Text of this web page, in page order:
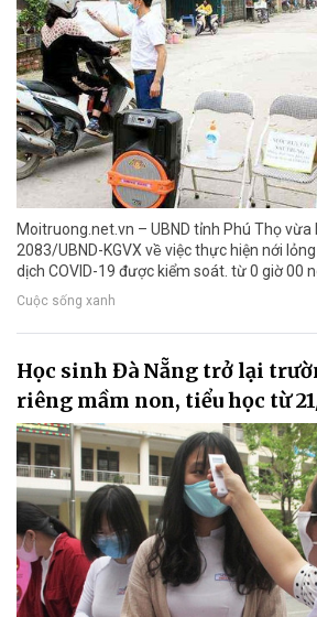
Moitruong.net.vn – UBND tỉnh Phú Thọ vừa
2083/UBND-KGVX về việc thực hiện nới
dịch COVID-19 được kiểm soát. từ 0 giờ 00
Cuộc sống xanh
Học sinh Đà Nẵng trở lại
riêng mầm non, tiểu học từ